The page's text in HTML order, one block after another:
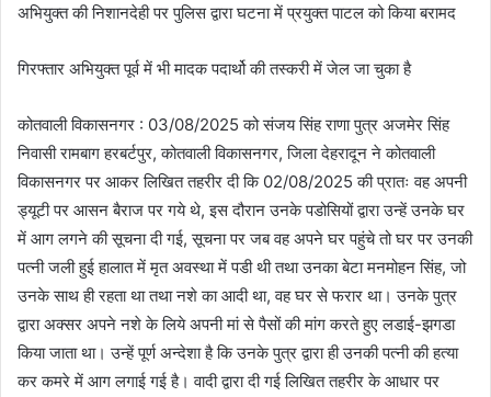
अभियुक्त की निशानदेही पर पुलिस द्वारा घटना में प्रयुक्त पाटल को किया बरामद
गिरफ्तार अभियुक्त पूर्व में भी मादक पदार्थो की तस्करी में जेल जा चुका है
कोतवाली विकासनगर : 03/08/2025 को संजय सिंह राणा पुत्र अजमेर सिंह
निवासी रामबाग हरबर्टपुर, कोतवाली विकासनगर, जिला देहरादून ने कोतवाली
विकासनगर पर आकर लिखित तहरीर दी कि 02/08/2025 की प्रातः वह अपनी
ड्यूटी पर आसन बैराज पर गये थे, इस दौरान उनके पडोसियों द्वारा उन्हें उनके घर
में आग लगने की सूचना दी गई, सूचना पर जब वह अपने घर पहुंचे तो घर पर उनकी
पत्नी जली हुई हालात में मृत अवस्था में पडी थी तथा उनका बेटा मनमोहन सिंह, जो
उनके साथ ही रहता था तथा नशे का आदी था, वह घर से फरार था। उनके पुत्र
द्वारा अक्सर अपने नशे के लिये अपनी मां से पैसों की मांग करते हुए लडाई-झगडा
किया जाता था। उन्हें पूर्ण अन्देशा है कि उनके पुत्र द्वारा ही उनकी पत्नी की हत्या
कर कमरे में आग लगाई गई है। वादी द्वारा दी गई लिखित तहरीर के आधार पर